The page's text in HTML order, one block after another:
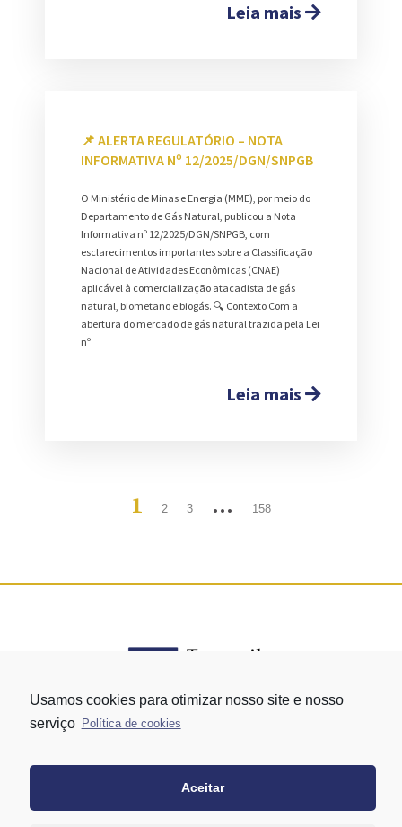
Leia mais
📌 ALERTA REGULATÓRIO – NOTA
INFORMATIVA Nº 12/2025/DGN/SNPGB
O Ministério de Minas e Energia (MME), por meio do
Departamento de Gás Natural, publicou a Nota
Informativa nº 12/2025/DGN/SNPGB, com
esclarecimentos importantes sobre a Classificação
Nacional de Atividades Econômicas (CNAE)
aplicável à comercialização atacadista de gás
natural, biometano e biogás. 🔍 Contexto Com a
abertura do mercado de gás natural trazida pela Lei
nº
Leia mais
1 2 3 … 158
+55 11 95058-7769 (Whatsapp)
Usamos cookies para otimizar nosso site e nosso
serviço Política de cookies
Aceitar